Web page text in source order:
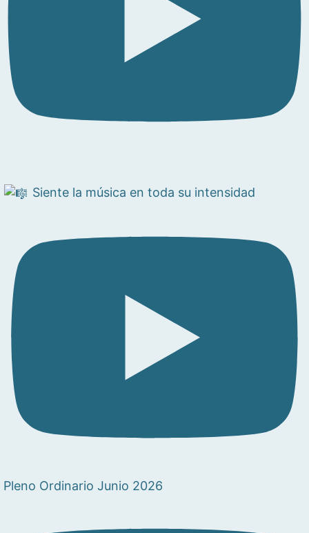
Siente la música en toda su intensidad
Pleno Ordinario Junio 2026